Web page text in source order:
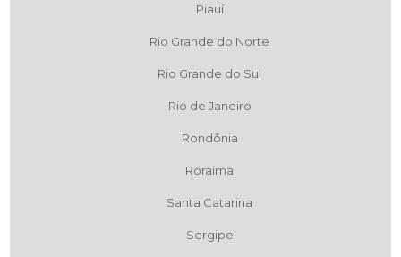
Piauí
Rio Grande do Norte
Rio Grande do Sul
Rio de Janeiro
Rondônia
Roraima
Santa Catarina
Sergipe